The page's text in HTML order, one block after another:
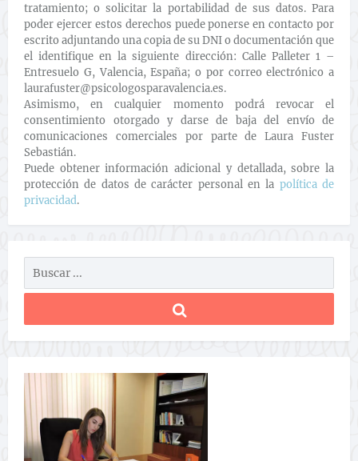
tratamiento; o solicitar la portabilidad de sus datos. Para
poder ejercer estos derechos puede ponerse en contacto por
escrito adjuntando una copia de su DNI o documentación que
el identifique en la siguiente dirección: Calle Palleter 1 –
Entresuelo G, Valencia, España; o por correo electrónico a
laurafuster@psicologosparavalencia.es.
Asimismo, en cualquier momento podrá revocar el
consentimiento otorgado y darse de baja del envío de
comunicaciones comerciales por parte de Laura Fuster
Sebastián.
Puede obtener información adicional y detallada, sobre la
protección de datos de carácter personal en la política de
privacidad.